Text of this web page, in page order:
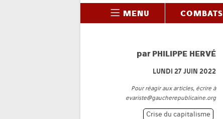
MENU COMBATS
par PHILIPPE HERVÉ
LUNDI 27 JUIN 2022
Pour réagir aux articles, écrire à
evariste@gaucherepublicaine.org
Crise du capitalisme